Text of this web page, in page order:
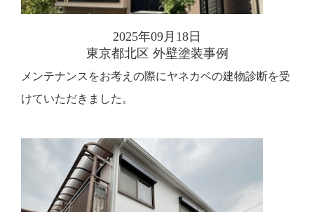
2025年09月18日
東京都北区 外壁塗装事例
メンテナンスをお考えの際にヤネカベの建物診断を受
けていただきました。